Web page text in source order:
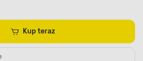
Kup teraz